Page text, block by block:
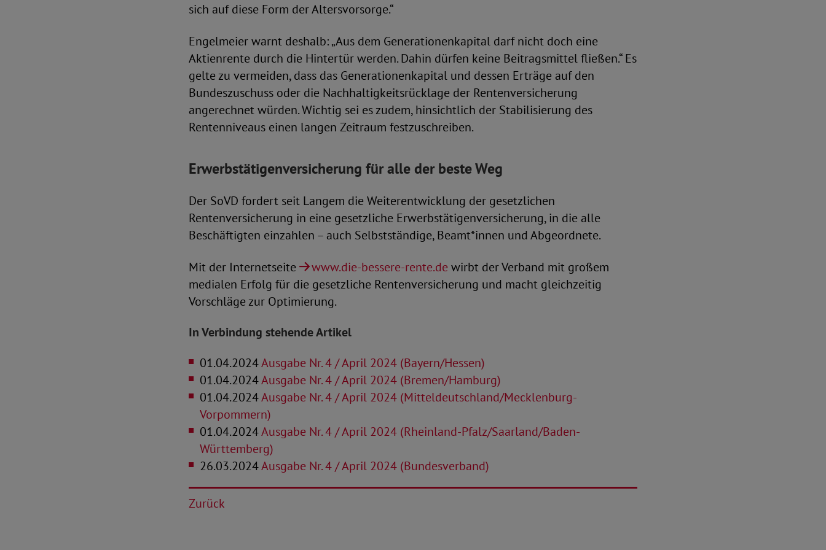
sich auf diese Form der Altersvorsorge.“
Engelmeier warnt deshalb: „Aus dem Generationenkapital darf nicht doch eine
Aktienrente durch die Hintertür werden. Dahin dürfen keine Beitragsmittel fließen.“ Es
gelte zu vermeiden, dass das Generationenkapital und dessen Erträge auf den
Bundeszuschuss oder die Nachhaltigkeitsrücklage der Rentenversicherung
angerechnet würden. Wichtig sei es zudem, hinsichtlich der Stabilisierung des
Rentenniveaus einen langen Zeitraum festzuschreiben.
Erwerbstätigenversicherung für alle der beste Weg
Der SoVD fordert seit Langem die Weiterentwicklung der gesetzlichen
Rentenversicherung in eine gesetzliche Erwerbstätigenversicherung, in die alle
Beschäftigten einzahlen – auch Selbstständige, Beamt*innen und Abgeordnete.
Mit der Internetseite
www.die-bessere-rente.de wirbt der Verband mit großem
medialen Erfolg für die gesetzliche Rentenversicherung und macht gleichzeitig
Vorschläge zur Optimierung.
In Verbindung stehende Artikel
01.04.2024Ausgabe Nr. 4 / April 2024 (Bayern/Hessen)
01.04.2024Ausgabe Nr. 4 / April 2024 (Bremen/Hamburg)
01.04.2024Ausgabe Nr. 4 / April 2024 (Mitteldeutschland/Mecklenburg-
Vorpommern)
01.04.2024Ausgabe Nr. 4 / April 2024 (Rheinland-Pfalz/Saarland/Baden-
Württemberg)
26.03.2024Ausgabe Nr. 4 / April 2024 (Bundesverband)
Zurück